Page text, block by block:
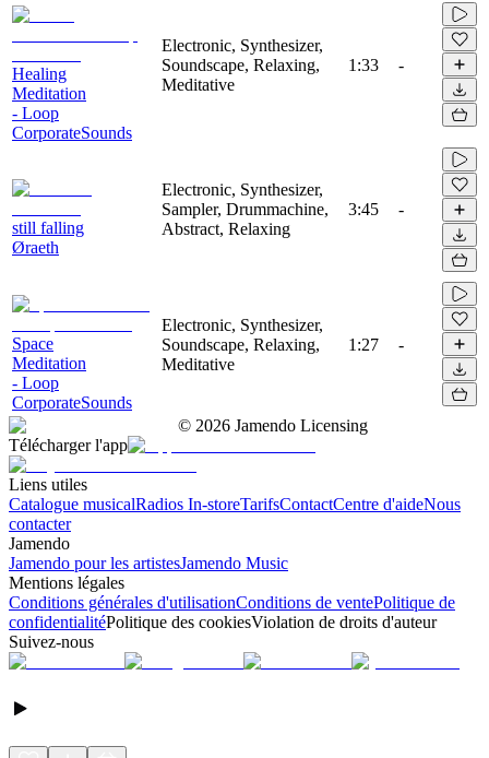
Healing
Meditation
- Loop
CorporateSounds
Electronic, Synthesizer,
Soundscape, Relaxing,
Meditative
1:33 -
still falling
Øraeth
Electronic, Synthesizer,
Sampler, Drummachine,
Abstract, Relaxing
3:45 -
Space
Meditation
- Loop
CorporateSounds
Electronic, Synthesizer,
Soundscape, Relaxing,
Meditative
1:27 -
© 2026 Jamendo Licensing
Télécharger l'app
Liens utiles
Catalogue musicalRadios In-storeTarifsContactCentre d'aideNous
contacter
Jamendo
Jamendo pour les artistesJamendo Music
Mentions légales
Conditions générales d'utilisationConditions de ventePolitique de
confidentialitéPolitique des cookiesViolation de droits d'auteur
Suivez-nous